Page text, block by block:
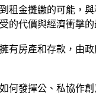
租金攤繳的可能，
的代價與經濟衝擊的
有房產和存款，由
發揮公、私協作